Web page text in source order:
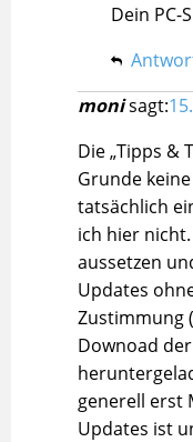
Dein PC-
monisagt:
Die „Tipps &
Grunde
tatsächlich
ich hier
aussetzen
Updates
Zustimmung
Downoad
generell erst
Updates ist